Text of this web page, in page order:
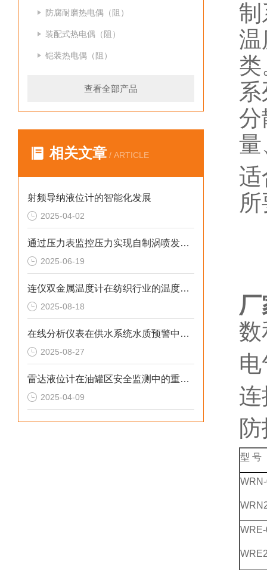
防腐耐磨热电偶（阻）
装配式热电偶（阻）
铠装热电偶（阻）
查看全部产品
相关文章 / ARTICLE
射频导纳液位计的智能化发展
2025-04-02
通过压力表监控压力实现自制涡喷发动机自持的技术研究
2025-06-19
连仪双金属温度计在纺织行业的温度控制与节能应用
2025-08-18
在线分析仪表在供水系统水质预警中的预警价值
2025-08-27
雷达液位计在油罐区安全监测中的重要作用
2025-04-09
制
温
分
量
适
数
型 号